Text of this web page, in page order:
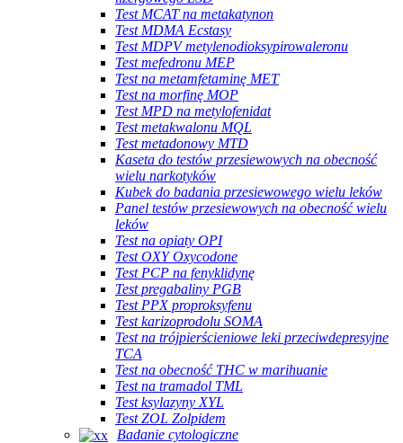
Test MCAT na metakatynon
Test MDMA Ecstasy
Test MDPV metylenodioksypirowaleronu
Test mefedronu MEP
Test na metamfetaminę MET
Test na morfinę MOP
Test MPD na metylofenidat
Test metakwalonu MQL
Test metadonowy MTD
Kaseta do testów przesiewowych na obecność
wielu narkotyków
Kubek do badania przesiewowego wielu leków
Panel testów przesiewowych na obecność wielu
leków
Test na opiaty OPI
Test OXY Oxycodone
Test PCP na fenyklidynę
Test pregabaliny PGB
Test PPX proproksyfenu
Test karizoprodolu SOMA
Test na trójpierścieniowe leki przeciwdepresyjne
TCA
Test na obecność THC w marihuanie
Test na tramadol TML
Test ksylazyny XYL
Test ZOL Zolpidem
Badanie cytologiczne